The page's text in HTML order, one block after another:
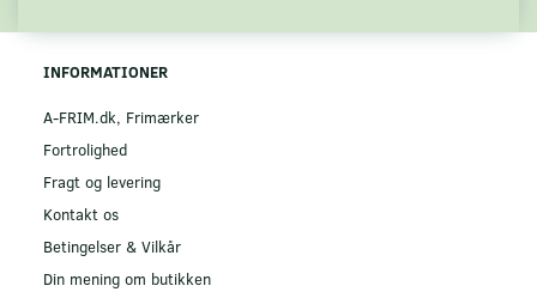
INFORMATIONER
A-FRIM.dk, Frimærker
Fortrolighed
Fragt og levering
Kontakt os
Betingelser & Vilkår
Din mening om butikken